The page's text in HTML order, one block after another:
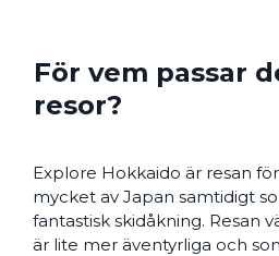
För vem passar
resor?
Explore Hokkaido är resan
mycket av Japan samtidigt
fantastisk skidåkning. Resan
är lite mer äventyrliga och